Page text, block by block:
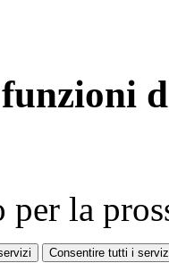
la
Consentire tutti i